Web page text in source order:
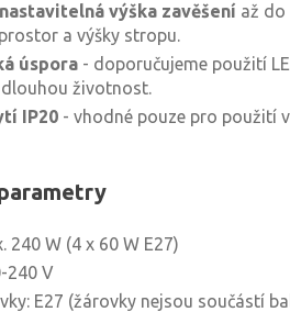
výška zavěšení až do
a výšky stropu.
úspora - doporučujeme použití
životnost.
IP20 - vhodné pouze pro použití
240 W (4 x 60 W E27)
240 V
E27 (žárovky nejsou součástí